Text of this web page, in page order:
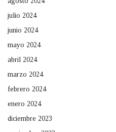
julio 2024
junio 2024
mayo 2024
abril 2024
marzo 2024
febrero 2024
enero 2024
diciembre 2023